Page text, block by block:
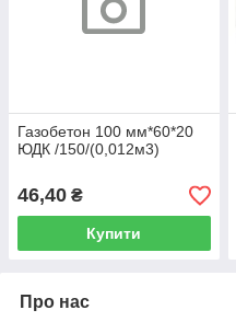
Газобетон 100 мм*60*20
ЮДК /150/(0,012м3)
46,40 ₴
Купити
Про нас